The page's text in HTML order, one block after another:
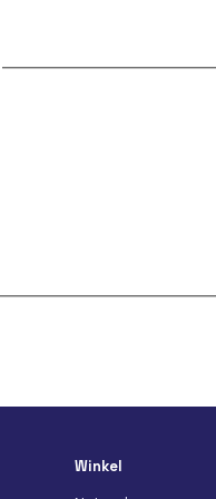
Winkel